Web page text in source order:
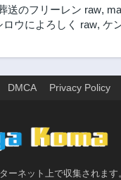
送のフリーレン raw,
ロウによろしく raw, ケ
DMCA Privacy Policy
ーネット上で収集されま